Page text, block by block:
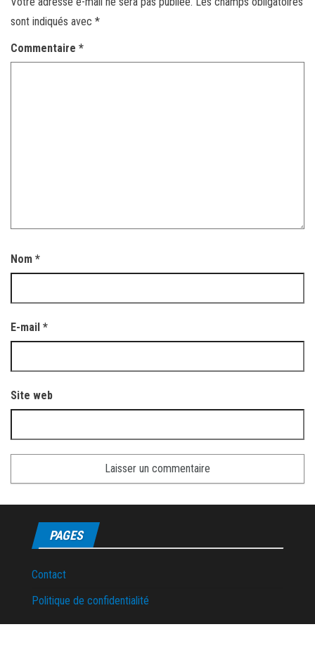
sont indiqués avec *
Commentaire *
Nom *
E-mail *
Site web
PAGES
Contact
Politique de confidentialité